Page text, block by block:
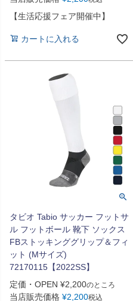
【生活応援フェア開催中】
カートに入れる
タビオ Tabio サッカー フットサ
ル フットボール 靴下 ソックス
FBストッキンググリップ＆フィ
ット (Mサイズ)
72170115【2022SS】
定価・OPEN ¥2,200のところ
当店販売価格 ¥2,200税込